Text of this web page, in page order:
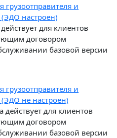
и
настроен)
для клиентов
договором
базовой версии
и
не настроен)
действует для клиентов
договором
базовой версии